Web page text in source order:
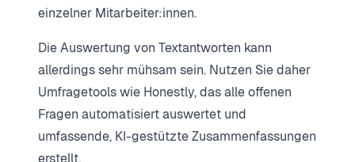
einzelner Mitarbeiter:innen.
Die Auswertung von Textantworten kann
allerdings sehr mühsam sein. Nutzen Sie daher
Umfragetools wie Honestly, das alle offenen
Fragen automatisiert auswertet und
umfassende, KI-gestützte Zusammenfassungen
erstellt.